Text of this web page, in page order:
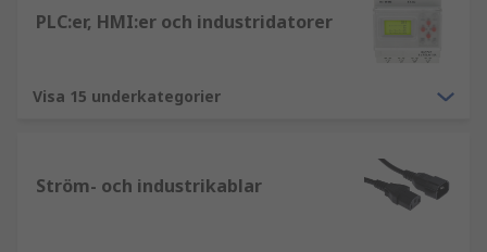
PLC:er, HMI:er och industridatorer
Visa 15 underkategorier
Ström- och industrikablar